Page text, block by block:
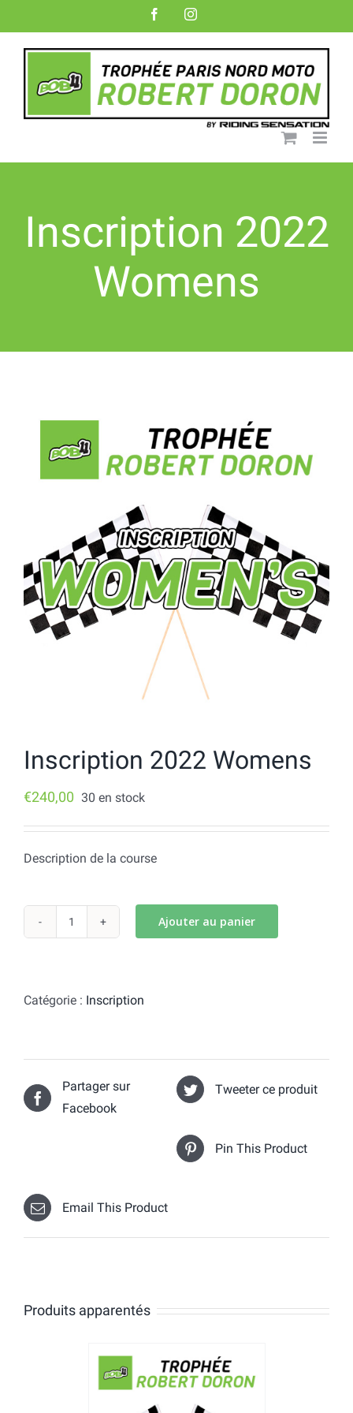
to
content
facebookinstagram
Inscription 2022
Womens
Inscription 2022 Womens
€240,00 30 en stock
Description de la course
2022
Ajouter au panier
Catégorie : Inscription
Partager sur
Facebook
Tweeter ce produit
Pin This Product
Email This Product
Produits apparentés